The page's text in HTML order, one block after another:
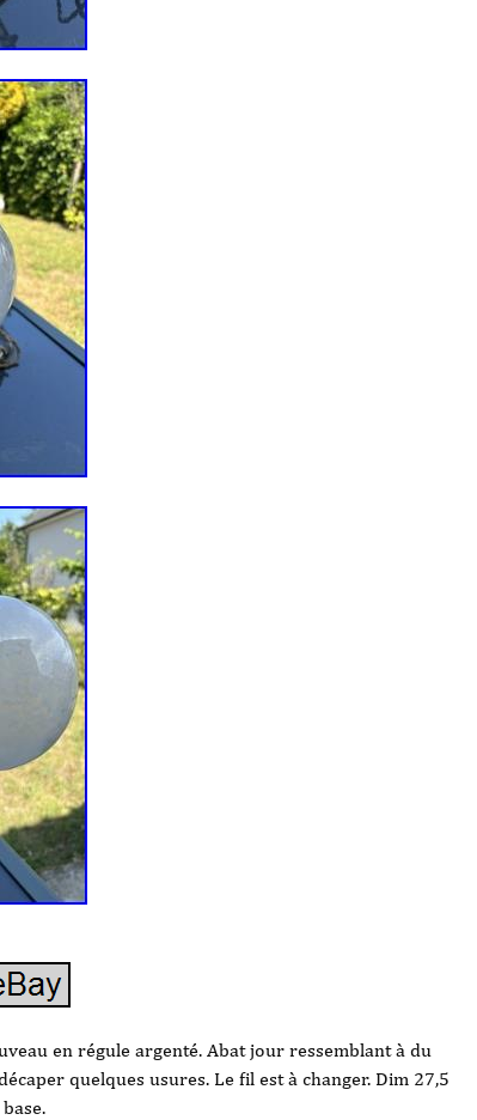
en régule argenté. Abat jour ressemblant à du
quelques usures. Le fil est à changer. Dim 27,5